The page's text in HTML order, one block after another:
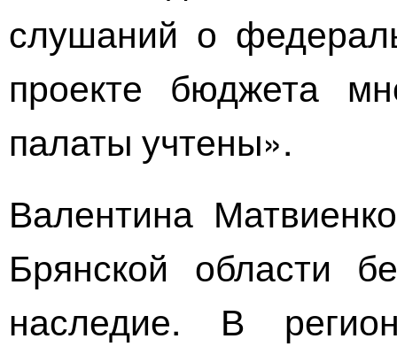
слушаний о
проекте бюджета
палаты учтены».
Валентина
Брянской области
наследие. В